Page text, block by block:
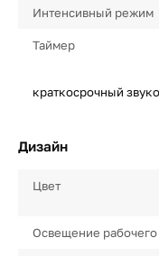
Интенсивный режим
Таймер
краткосрочный
Дизайн
Цвет
Освещение рабочего